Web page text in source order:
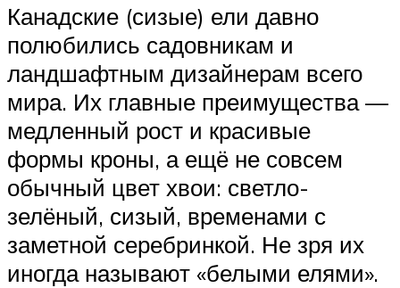
Канадские (сизые) ели давно
полюбились садовникам и
ландшафтным дизайнерам всего
мира. Их главные преимущества —
медленный рост и красивые
формы кроны, а ещё не совсем
обычный цвет хвои: светло-
зелёный, сизый, временами с
заметной серебринкой. Не зря их
иногда называют «белыми елями».